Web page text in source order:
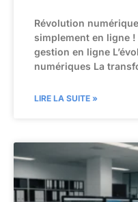
Révolution
simplement en ligne
gestion en ligne
numériques La
LIRE LA SUITE »